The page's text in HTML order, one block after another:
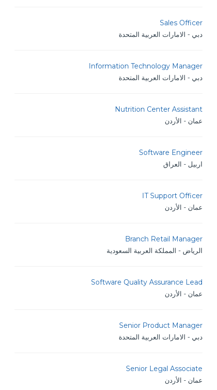
Sales Officer
دبي - الامارات العربية المتحدة
Information Technology Manager
دبي - الامارات العربية المتحدة
Nutrition Center Assistant
عمان - الأردن
Software Engineer
اربيل - العراق
IT Support Officer
عمان - الأردن
Branch Retail Manager
الرياض - المملكة العربية السعودية
Software Quality Assurance Lead
عمان - الأردن
Senior Product Manager
دبي - الامارات العربية المتحدة
Senior Legal Associate
عمان - الأردن